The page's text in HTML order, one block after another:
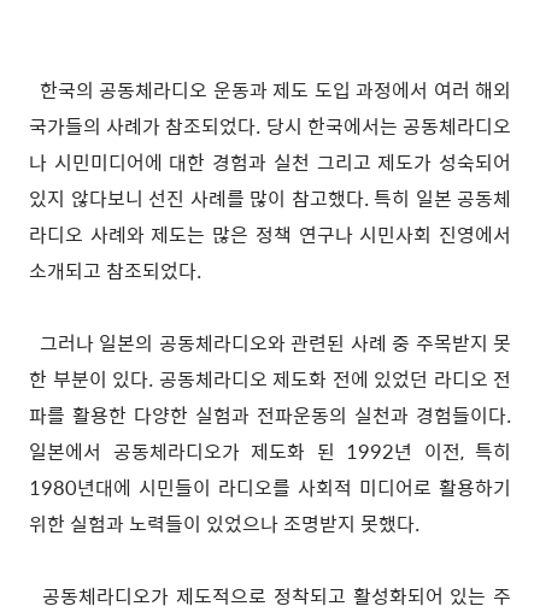
한국의 공동체라디오 운동과 제도 도입 과정에서 여러 해외
국가들의 사례가 참조되었다. 당시 한국에서는 공동체라디오
나 시민미디어에 대한 경험과 실천 그리고 제도가 성숙되어
있지 않다보니 선진 사례를 많이 참고했다. 특히 일본 공동체
라디오 사례와 제도는 많은 정책 연구나 시민사회 진영에서
소개되고 참조되었다.
그러나 일본의 공동체라디오와 관련된 사례 중 주목받지 못
한 부분이 있다. 공동체라디오 제도화 전에 있었던 라디오 전
파를 활용한 다양한 실험과 전파운동의 실천과 경험들이다.
일본에서 공동체라디오가 제도화 된 1992년 이전, 특히
1980년대에 시민들이 라디오를 사회적 미디어로 활용하기
위한 실험과 노력들이 있었으나 조명받지 못했다.
공동체라디오가 제도적으로 정착되고 활성화되어 있는 주